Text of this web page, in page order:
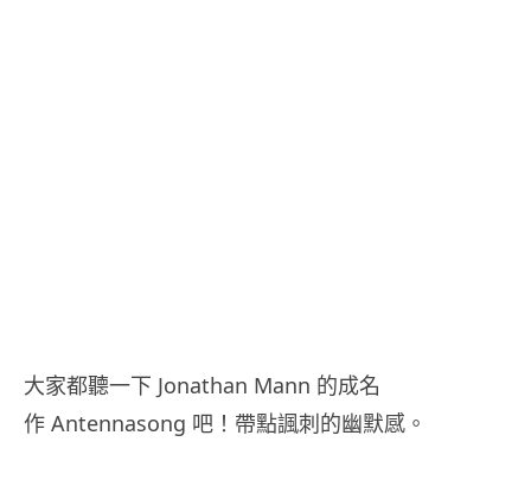
大家都聽一下 Jonathan Mann 的成名
作 Antennasong 吧！帶點諷刺的幽默感。